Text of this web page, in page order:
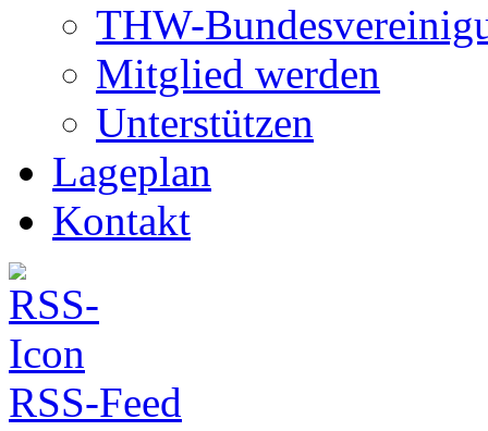
THW-
Mitglied werden
Unterstützen
Lageplan
Kontakt
RSS-Feed